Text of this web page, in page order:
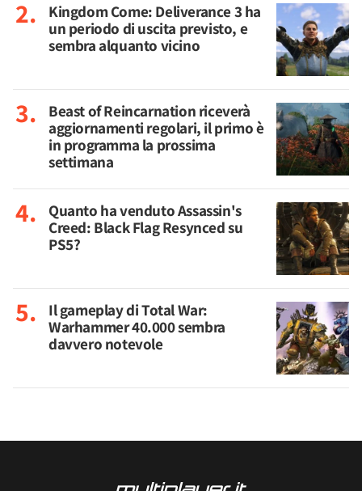
Kingdom Come: Deliverance 3 ha
un periodo di uscita previsto, e
sembra alquanto vicino
Beast of Reincarnation riceverà
aggiornamenti regolari, il primo è
in programma la prossima
settimana
Quanto ha venduto Assassin's
Creed: Black Flag Resynced su
PS5?
Il gameplay di Total War:
Warhammer 40.000 sembra
davvero notevole